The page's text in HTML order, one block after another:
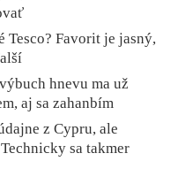
Favorit je jasný,
hnevu ma už
aj sa zahanbím
z Cypru, ale
sa takmer